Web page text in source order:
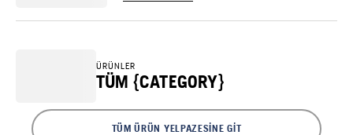
ÜRÜNLER
TÜM {CATEGORY}
TÜM ÜRÜN YELPAZESINE GIT